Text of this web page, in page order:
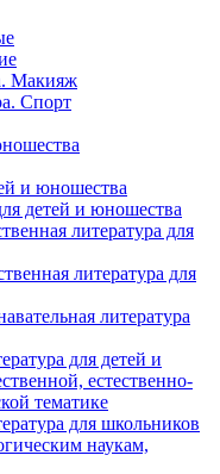
Макияж
Спорт
и юношества
детей и юношества
литература для
литература для
литература
для детей и
естественно-
тематике
для школьников
наукам,